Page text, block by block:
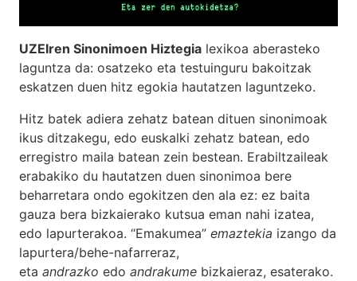
UZEIren Sinonimoen Hiztegia lexikoa aberasteko
laguntza da: osatzeko eta testuinguru bakoitzak
eskatzen duen hitz egokia hautatzen laguntzeko.
Hitz batek adiera zehatz batean dituen sinonimoak
ikus ditzakegu, edo euskalki zehatz batean, edo
erregistro maila batean zein bestean. Erabiltzaileak
erabakiko du hautatzen duen sinonimoa bere
beharretara ondo egokitzen den ala ez: ez baita
gauza bera bizkaierako kutsua eman nahi izatea,
edo lapurterakoa. “Emakumea” emaztekia izango da
lapurtera/behe-nafarreraz,
eta andrazko edo andrakume bizkaieraz, esaterako.